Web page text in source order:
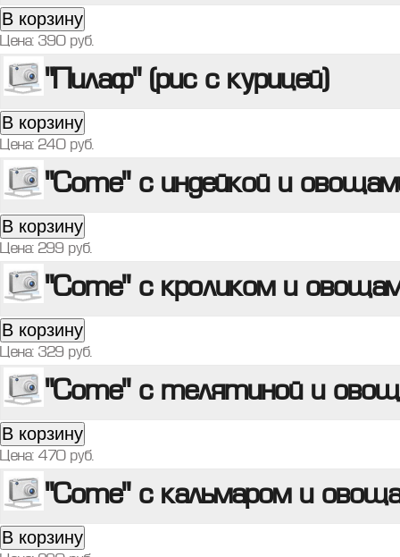
В корзину
Цена: 390 руб.
"Пилаф" (рис с курицей)
В корзину
Цена: 240 руб.
"Соте" с индейкой и
В корзину
Цена: 299 руб.
"Соте" с кроликом и
В корзину
Цена: 329 руб.
"Соте" с телятиной и
В корзину
Цена: 470 руб.
"Соте" с кальмаром и
В корзину